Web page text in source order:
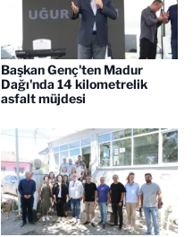
Başkan Genç'ten Madur
Dağı'nda 14 kilometrelik
asfalt müjdesi